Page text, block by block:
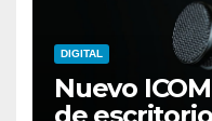
DIGITAL
Nuevo